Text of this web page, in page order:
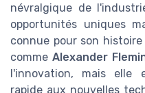
névralgique de
opportunités uniques
connue pour son
comme Alexander
l'innovation, mais elle
rapide aux nouvelles